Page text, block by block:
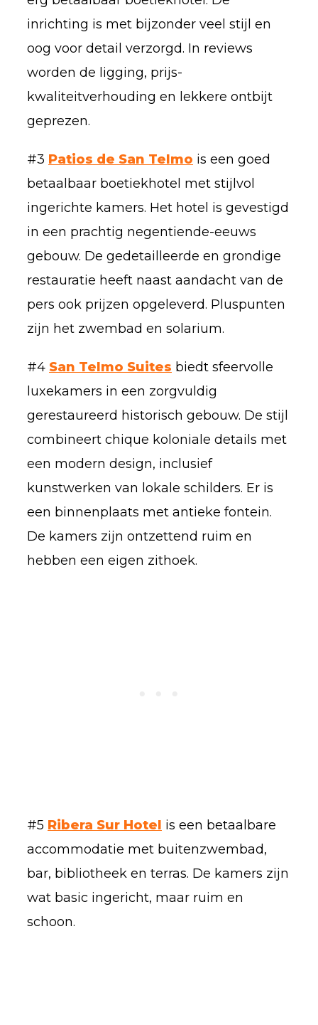
inrichting is met bijzonder veel stijl en
oog voor detail verzorgd. In reviews
worden de ligging, prijs-
kwaliteitverhouding en lekkere ontbijt
geprezen.
#3 Patios de San Telmo is een goed
betaalbaar boetiekhotel met stijlvol
ingerichte kamers. Het hotel is gevestigd
in een prachtig negentiende-eeuws
gebouw. De gedetailleerde en grondige
restauratie heeft naast aandacht van de
pers ook prijzen opgeleverd. Pluspunten
zijn het zwembad en solarium.
#4 San Telmo Suites biedt sfeervolle
luxekamers in een zorgvuldig
gerestaureerd historisch gebouw. De stijl
combineert chique koloniale details met
een modern design, inclusief
kunstwerken van lokale schilders. Er is
een binnenplaats met antieke fontein.
De kamers zijn ontzettend ruim en
hebben een eigen zithoek.
#5 Ribera Sur Hotel is een betaalbare
accommodatie met buitenzwembad,
bar, bibliotheek en terras. De kamers zijn
wat basic ingericht, maar ruim en
schoon.